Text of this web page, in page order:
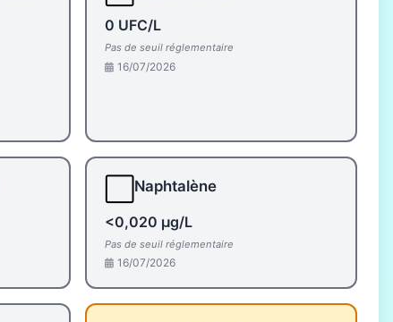
0 UFC/L
Pas de seuil réglementaire
16/07/2026
Naphtalène
<0,020 µg/L
Pas de seuil réglementaire
16/07/2026